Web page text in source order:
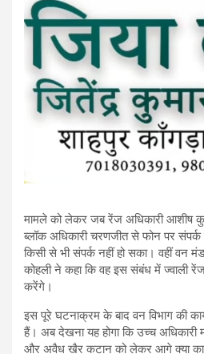
मामले को लेकर जब रेंज अधिकारी आशीष
ब्लॉक अधिकारी चरणजीत से फोन पर संपर्क
किसी से भी संपर्क नहीं हो सका। वहीं वन
कोहली ने कहा कि वह इस संबंध में ज्वाली रेंज
करेंगे।
इस पूरे घटनाक्रम के बाद वन विभाग की
हैं। अब देखना यह होगा कि उच्च अधिकारी
और अवैध खैर कटान को लेकर आगे क्या